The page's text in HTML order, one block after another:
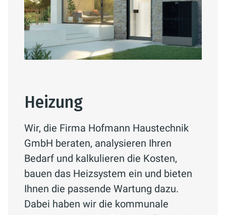
Heizung
Wir, die Firma Hofmann Haustechnik
GmbH beraten, analysieren Ihren
Bedarf und kalkulieren die Kosten,
bauen das Heizsystem ein und bieten
Ihnen die passende Wartung dazu.
Dabei haben wir die kommunale